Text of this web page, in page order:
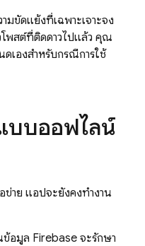
มขัดแย้งที่เฉพาะเจาะจง
พสต์ที่ติดดาวไปแล้ว คุณ
เองสำหรับกรณีการใช้
บบออฟไลน์
ข่าย แอปจะยังคงทำงาน
อมูล Firebase จะรักษา